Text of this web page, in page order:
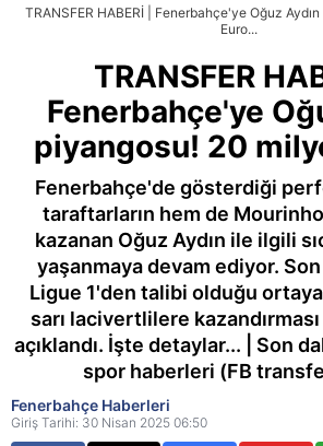
TRANSFER HABERİ | Fenerbahçe'ye Oğuz
Euro...
TRANSFER
Fenerbahçe'ye
piyangosu! 20
Fenerbahçe'de gösterdiği
taraftarların hem de
kazanan Oğuz Aydın ile ilgili
yaşanmaya devam ediyor.
Ligue 1'den talibi olduğu
sarı lacivertlilere
açıklandı. İşte detaylar... | Son
spor haberleri (FB
Fenerbahçe Haberleri
Giriş Tarihi: 30 Nisan 2025 06:50